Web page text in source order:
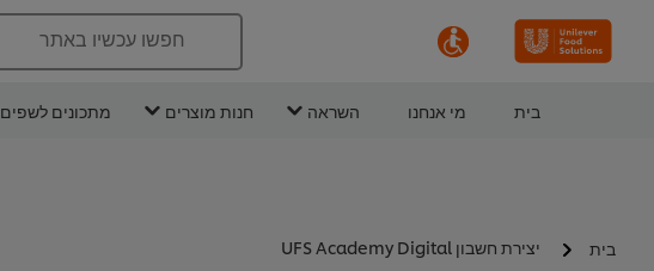
חפשו עכשיו באתר
בית מי אנחנו השראה חנות מוצרים מתכונים לשפים
בית יצירת חשבון UFS Academy Digital